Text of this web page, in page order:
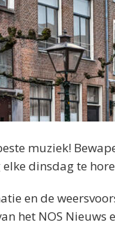
muziek!
dinsdag te
en de
het NOS Nieuws